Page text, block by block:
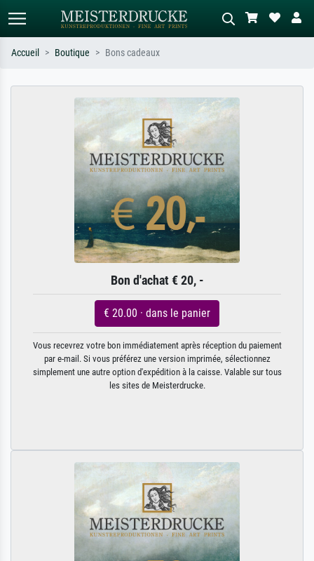
Recherchez par artiste, titre ou style –
ex. Monet, Nuit étoilée,
impressionnisme, vague de Hokusai,
nu.
Décrivez la scène – ex. prairie verte,
abstrait avec beaucoup de rouge,
tableau sombre, nu debout près d'un
Accueil Boutique Bons cadeaux
Bon d'achat € 20, -
€ 20.00 · dans le panier
Vous recevrez votre bon immédiatement après réception du paiement
par e-mail. Si vous préférez une version imprimée, sélectionnez
simplement une autre option d'expédition à la caisse. Valable sur tous
les sites de Meisterdrucke.